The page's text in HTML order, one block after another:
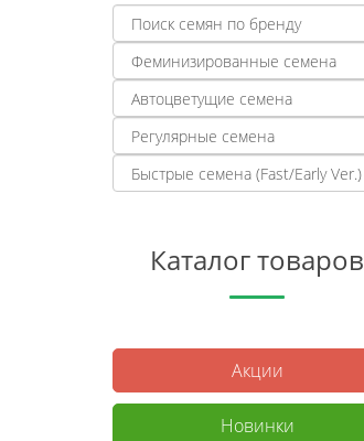
Каталог товаров
Акции
Новинки